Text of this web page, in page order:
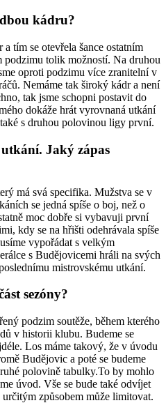
kádru?
tím se otevřela šance ostatním
podzimu tolik možností. Na druhou
oproti podzimu více zranitelní v
Nemáme tak široký kádr a není
tak jsme schopni postavit do
dokáže hrát vyrovnaná utkání
s druhou polovinou ligy první.
Jaký zápas
má svá specifika. Mužstva se v
se jedná spíše o boj, než o
moc dobře si vybavuji první
kdy se na hřišti odehrávala spíše
vypořádat s velkým
s Budějovicemi hráli na svých
mistrovskému utkání.
sezóny?
podzim soutěže, během kterého
v historii klubu. Budeme se
Los máme takový, že v úvodu
Budějovic a poté se budeme
polovině tabulky.To by mohlo
úvod. Vše se bude také odvíjet
způsobem může limitovat.